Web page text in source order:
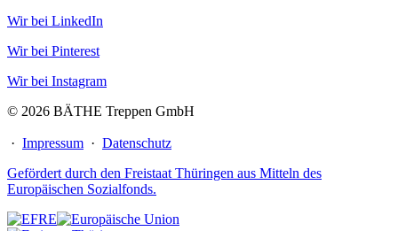
Wir bei LinkedIn
Wir bei Pinterest
Wir bei Instagram
© 2026 BÄTHE Treppen GmbH
· Impressum · Datenschutz
Gefördert durch den Freistaat Thüringen aus Mitteln des
Europäischen Sozialfonds.